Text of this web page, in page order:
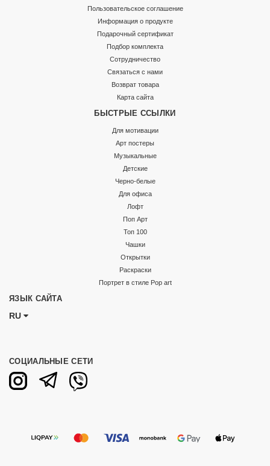
Пользовательское соглашение
Информация о продукте
Подарочный сертификат
Подбор комплекта
Сотрудничество
Связаться с нами
Возврат товара
Карта сайта
БЫСТРЫЕ ССЫЛКИ
Для мотивации
Арт постеры
Музыкальные
Детские
Черно-белые
Для офиса
Лофт
Поп Арт
Топ 100
Чашки
Открытки
Раскраски
Портрет в стиле Pop art
ЯЗЫК САЙТА
RU
СОЦИАЛЬНЫЕ СЕТИ